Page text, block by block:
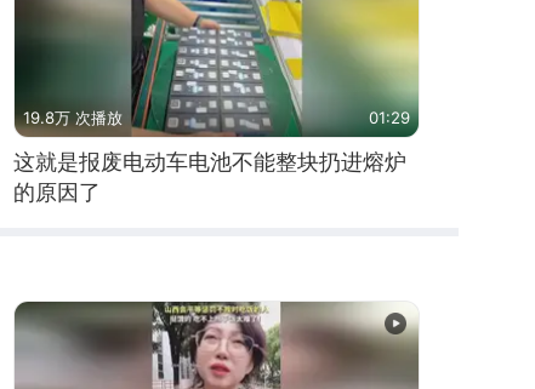
19.8万 次播放 01:29
这就是报废电动车电池不能整块扔进熔炉
的原因了